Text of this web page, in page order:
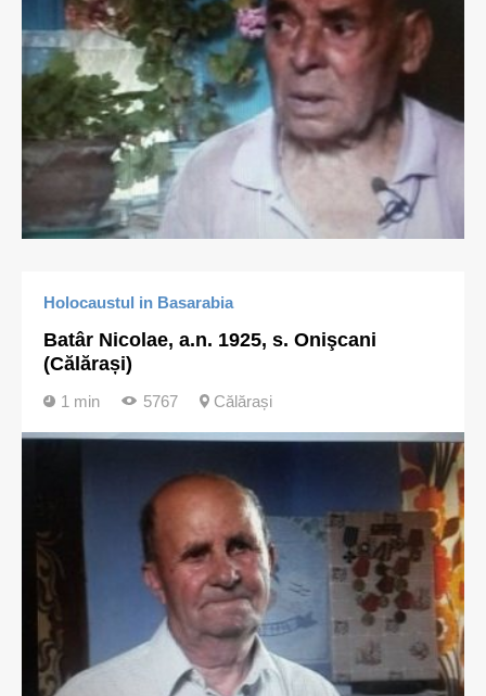
Holocaustul in Basarabia
Batâr Nicolae, a.n. 1925, s. Onişcani
(Călărași)
1 min 5767 Călărași